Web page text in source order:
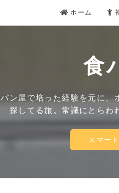
ホーム
食
パン屋で培った経験を元に、
探してる旅。常識にとらわ
スマー